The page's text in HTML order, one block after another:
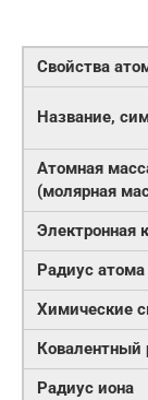
Свойства
Название,
Атомная
(молярная
Электронная
Радиус атома
Химические
Ковалентный
Радиус иона